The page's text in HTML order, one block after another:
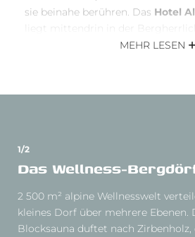
sie beinahe berühren. Das Hotel
liegt mittendrin in der
Helm, Rotwand und Zwölfer. Das
Suiten, ausgestattet mit
MEHR LESEN
1/2
Das Wellness-
2 500 m² alpine Wellnesswelt
kleines Dorf über mehrere Ebenen.
Blocksauna duftet nach Zirbenholz,